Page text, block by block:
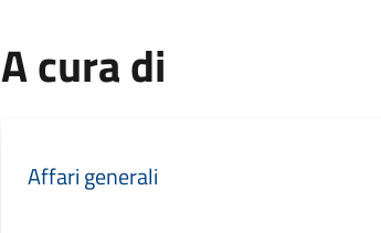
A cura di
Affari generali